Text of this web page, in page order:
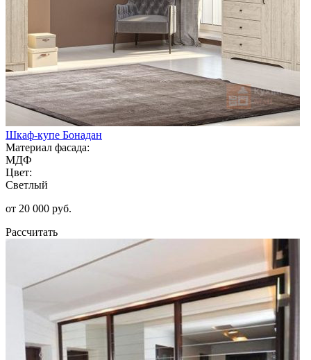
Шкаф-купе Бонадан
Материал фасада:
МДФ
Цвет:
Светлый
от 20 000 руб.
Рассчитать